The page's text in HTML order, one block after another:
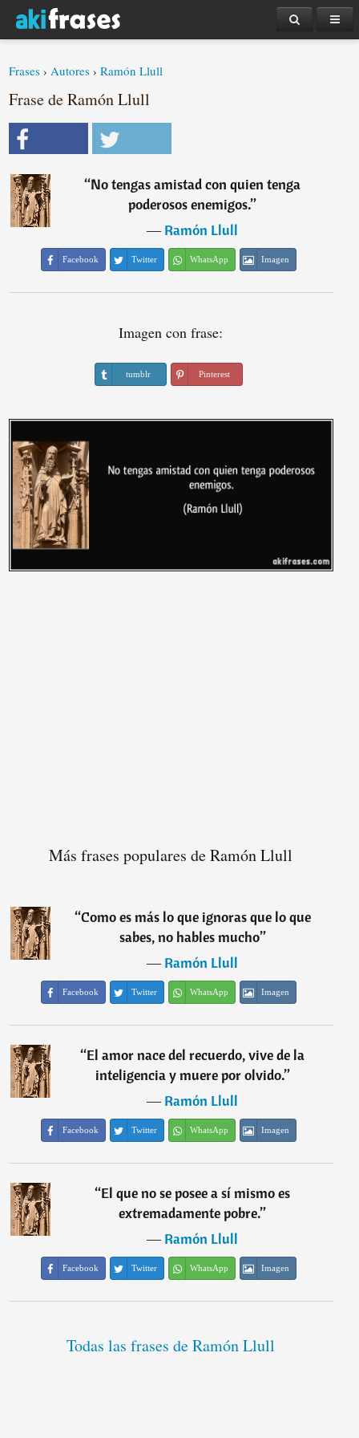
Frases ›Autores ›Ramón Llull
Frase de Ramón Llull
“No tengas amistad con quien tenga
poderosos enemigos.”
―Ramón Llull
Facebook Twitter WhatsApp Imagen
Imagen con frase:
tumblr Pinterest
Más frases populares de Ramón Llull
“Como es más lo que ignoras que lo que
sabes, no hables mucho”
―Ramón Llull
Facebook Twitter WhatsApp Imagen
“El amor nace del recuerdo, vive de la
inteligencia y muere por olvido.”
―Ramón Llull
Facebook Twitter WhatsApp Imagen
“El que no se posee a sí mismo es
extremadamente pobre.”
―Ramón Llull
Facebook Twitter WhatsApp Imagen
Todas las frases de Ramón Llull